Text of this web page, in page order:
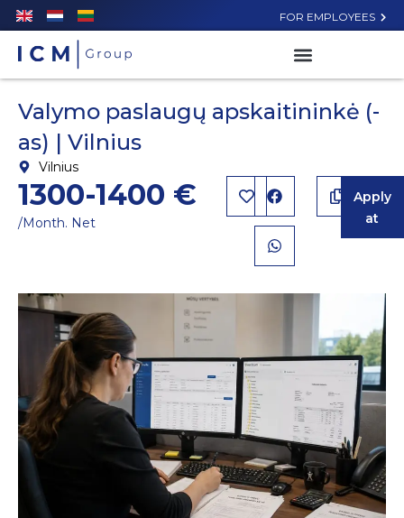
FOR EMPLOYEES
Valymo paslaugų apskaitininkė (-
as) | Vilnius
Vilnius
1300-1400 €
/Month. Net
Apply
at